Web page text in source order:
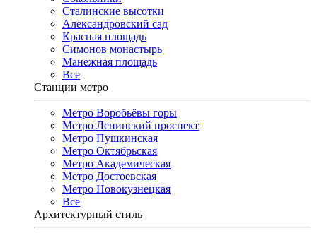
Сталинские высотки
Александровский сад
Красная площадь
Симонов монастырь
Манежная площадь
Все
Станции метро
Метро Воробьёвы горы
Метро Ленинский проспект
Метро Пушкинская
Метро Октябрьская
Метро Академическая
Метро Достоевская
Метро Новокузнецкая
Все
Архитектурный стиль